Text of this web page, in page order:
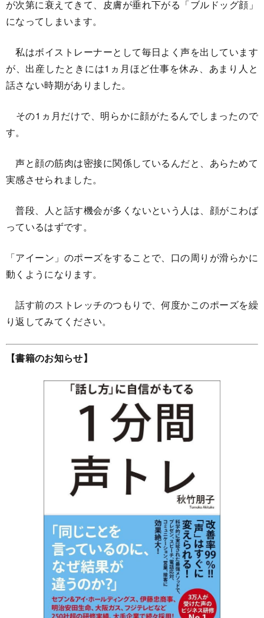
が次第に衰えてきて、皮膚が垂れ下がる「ブルドッグ顔」
になってしまいます。
私はボイストレーナーとして毎日よく声を出しています
が、出産したときには1ヵ月ほど仕事を休み、あまり人と
話さない時期がありました。
その1ヵ月だけで、明らかに顔がたるんでしまったので
す。
声と顔の筋肉は密接に関係しているんだと、あらためて
実感させられました。
普段、人と話す機会が多くないという人は、顔がこわば
っているはずです。
「アイーン」のポーズをすることで、口の周りが滑らかに
動くようになります。
話す前のストレッチのつもりで、何度かこのポーズを繰
り返してみてください。
【書籍のお知らせ】